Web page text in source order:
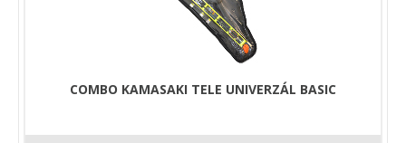
COMBO KAMASAKI TELE UNIVERZÁL BASIC